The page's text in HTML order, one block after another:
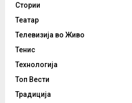
Стории
Театар
Телевизија во Живо
Тенис
Технологија
Топ Вести
Традиција